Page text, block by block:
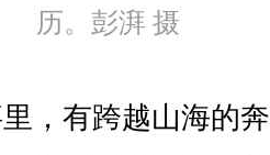
历。彭湃 摄
有跨越山海的奔